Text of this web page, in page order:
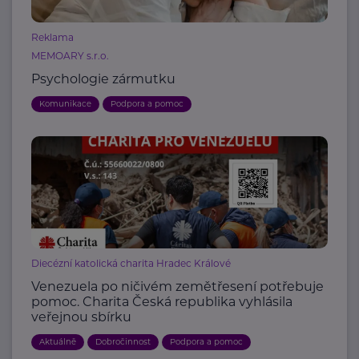
Reklama
MEMOARY s.r.o.
Psychologie zármutku
Komunikace Podpora a pomoc
Diecézní katolická charita Hradec Králové
Venezuela po ničivém zemětřesení potřebuje
pomoc. Charita Česká republika vyhlásila
veřejnou sbírku
Aktuálně Dobročinnost Podpora a pomoc